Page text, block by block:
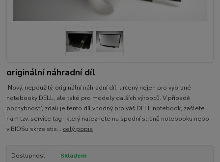
originální náhradní díl
Nový, nepoužitý, originální náhradní díl určený nejen pro vybrané
notebooky DELL, ale také pro modely dalších výrobců. V případě
pochybností, zdali je tento díl vhodný pro váš DELL notebook, zašlete
nám tzv. service tag , který naleznete na spodní straně notebooku nebo
v BIOSu skrze stis... celý popis
Dostupnost
Skladem